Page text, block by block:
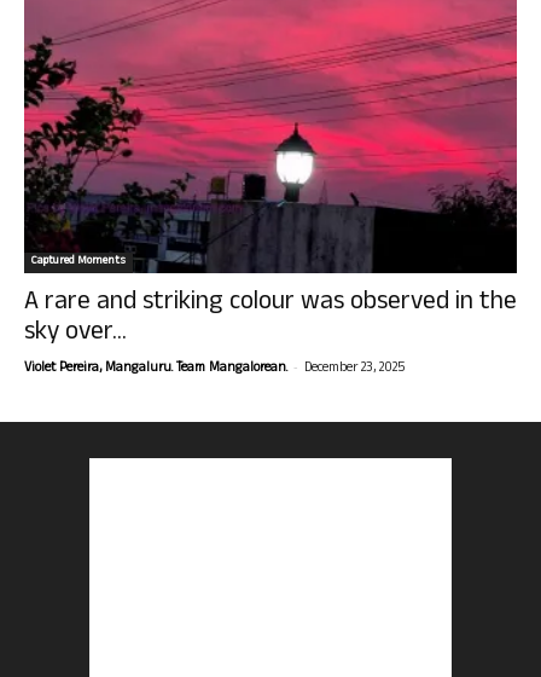
Captured Moments
A rare and striking colour was observed in the
sky over...
Violet Pereira, Mangaluru. Team Mangalorean. - December 23, 2025